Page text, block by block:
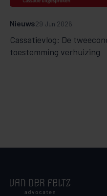
Cassatievlog: De
toestemming verhuizing
Nieuws29 Jun 2026